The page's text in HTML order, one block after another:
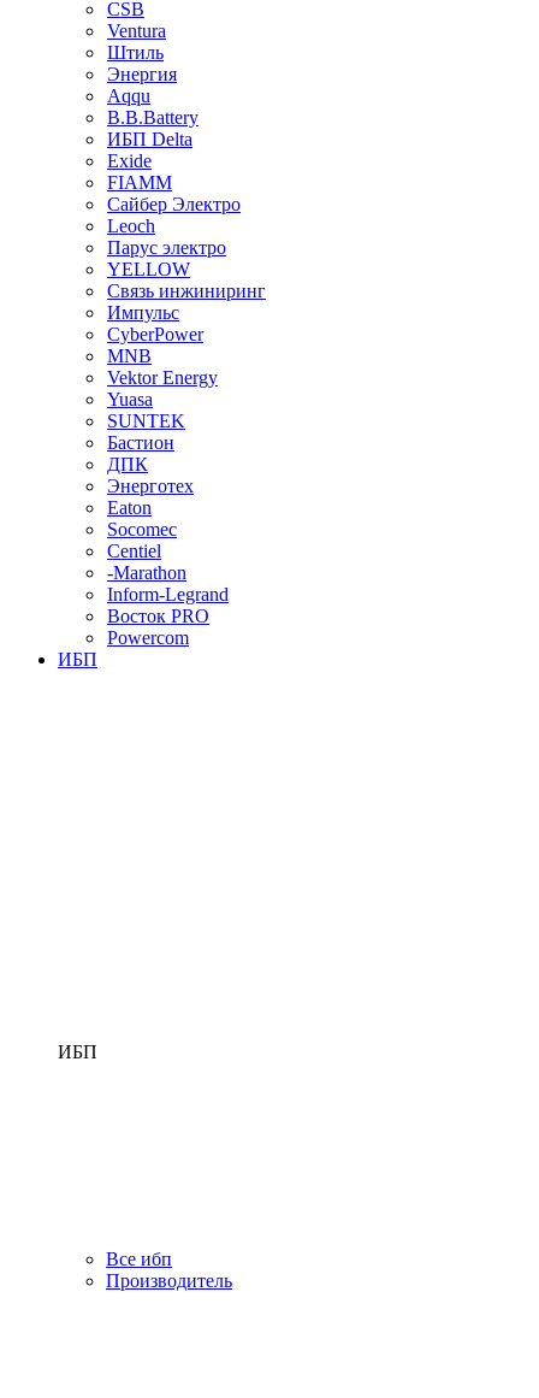
CSB
Ventura
Штиль
Энергия
Aqqu
B.B.Bаttery
ИБП Delta
Exide
FIAMM
Сайбер Электро
Leoch
Парус электро
YELLOW
Связь инжиниринг
Импульс
CyberPower
MNB
Vektor Energy
Yuasa
SUNTEK
Бастион
ДПК
Энерготех
Eaton
Socomec
Centiel
-Marathon
Inform-Legrand
Восток PRO
Powercom
ИБП
ИБП
Все ибп
Производитель